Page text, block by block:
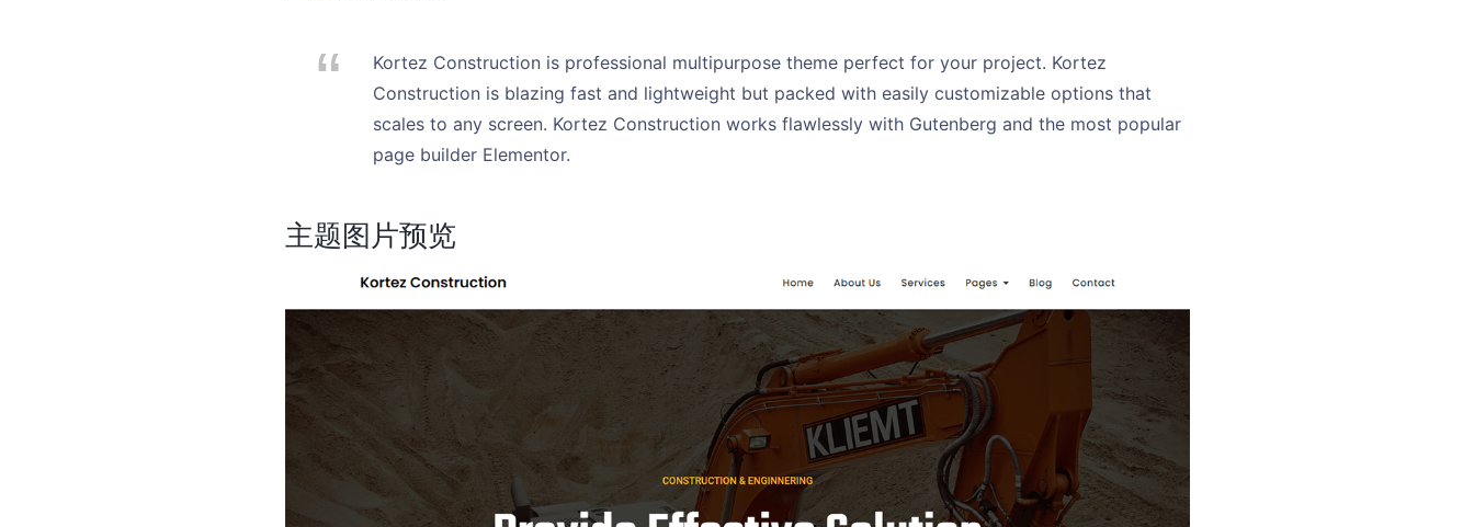
Kortez Construction is professional multipurpose theme perfect for your project. Kortez
Construction is blazing fast and lightweight but packed with easily customizable options that
scales to any screen. Kortez Construction works flawlessly with Gutenberg and the most popular
page builder Elementor.
主题图片预览